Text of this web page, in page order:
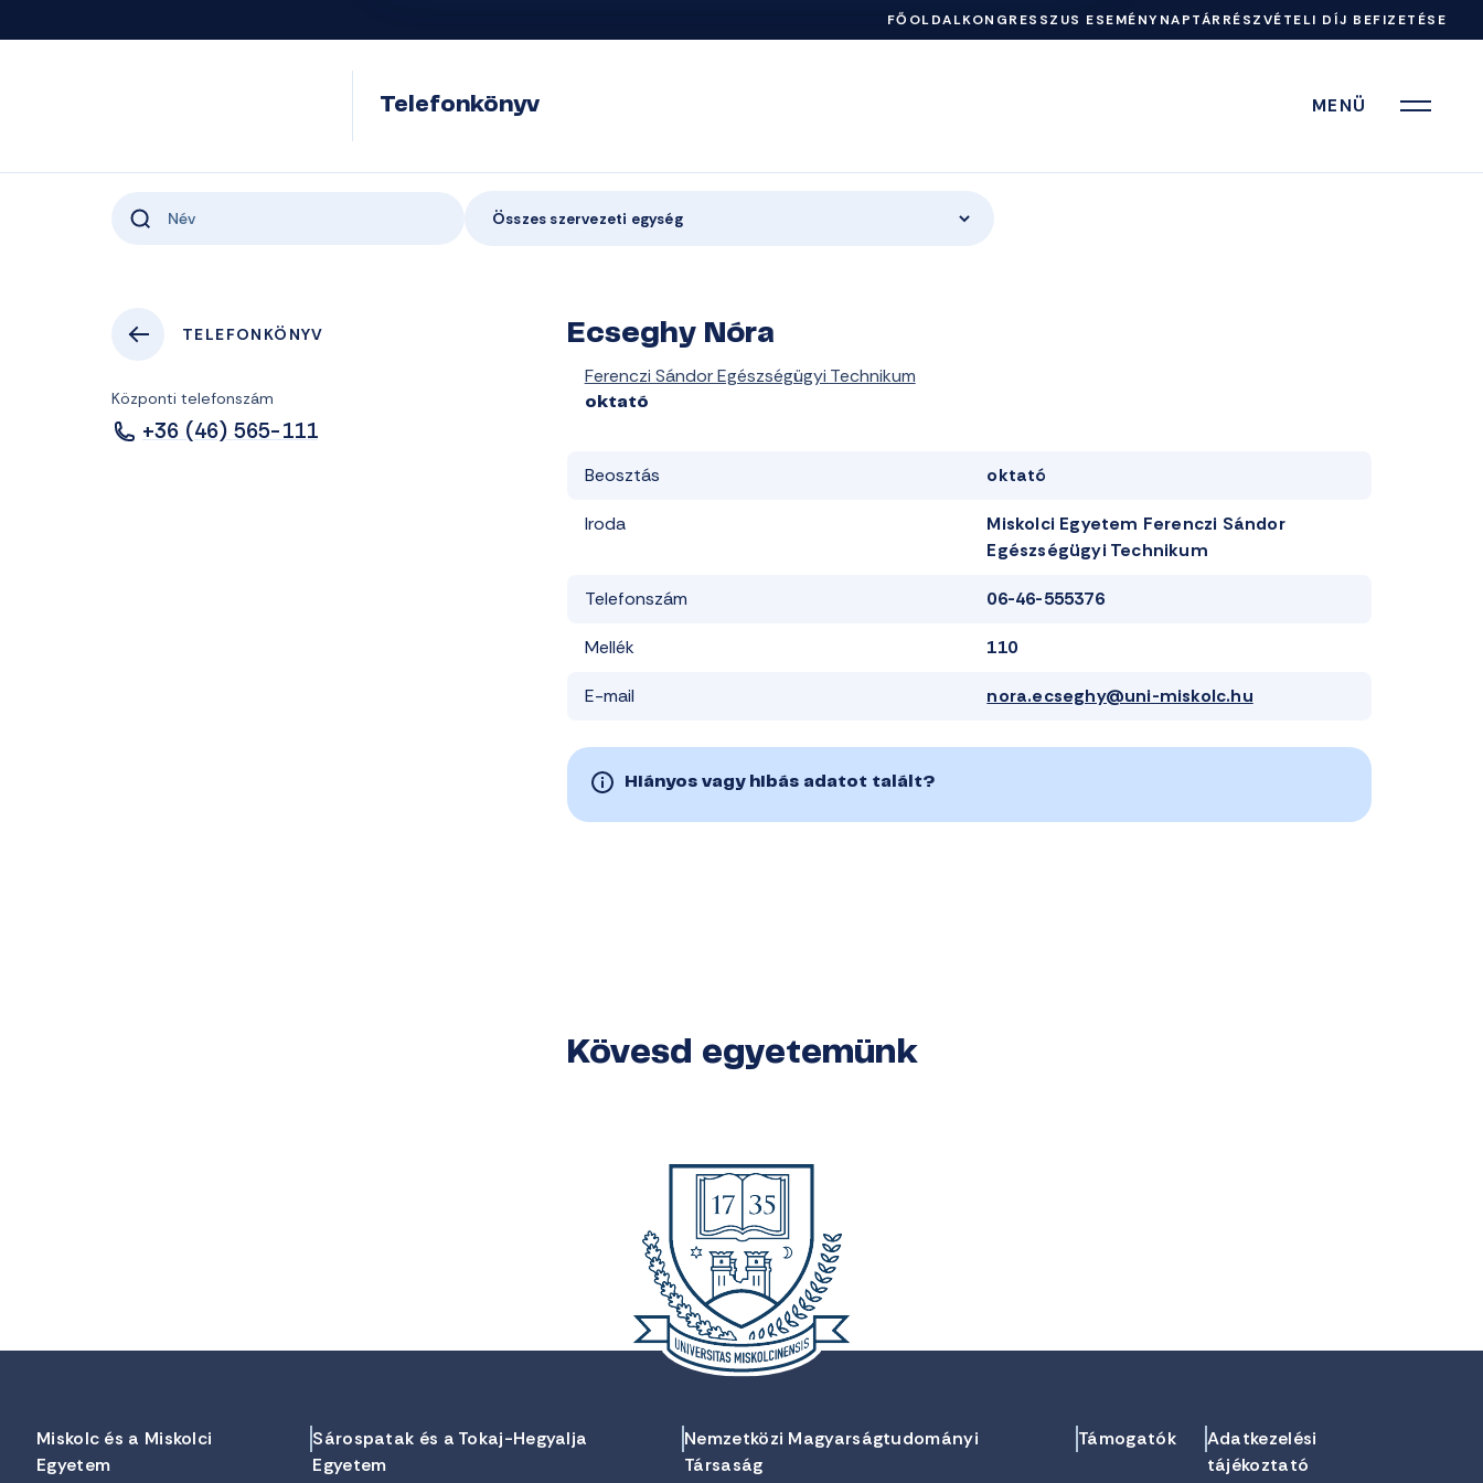
FŐOLDALKONGRESSZUS ESEMÉNYNAPTÁRRÉSZVÉTELI DÍJ BEFIZETÉSE
Telefonkönyv MENÜ
Összes szervezeti egység
TELEFONKÖNYV
Központi telefonszám
+36 (46) 565-111
Ecseghy Nóra
Ferenczi Sándor Egészségügyi Technikum
oktató
Beosztás oktató
Iroda
Miskolci Egyetem Ferenczi Sándor
Egészségügyi Technikum
Telefonszám 06-46-555376
Mellék 110
E-mail nora.ecseghy@uni-miskolc.hu
Hiányos vagy hibás adatot talált?
Kövesd egyetemünk
Miskolc és a Miskolci
Egyetem
Sárospatak és a Tokaj-Hegyalja
Egyetem
Nemzetközi Magyarságtudományi
Társaság
Támogatók
Adatkezelési
tájékoztató